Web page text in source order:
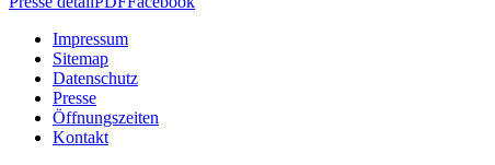
Impressum
Sitemap
Datenschutz
Presse
Öffnungszeiten
Kontakt